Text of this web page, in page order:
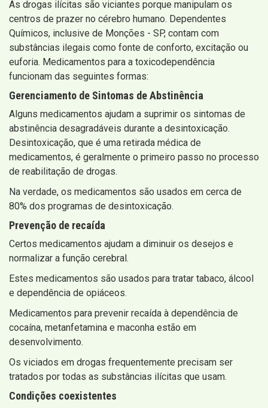
As drogas ilícitas são viciantes porque manipulam os
centros de prazer no cérebro humano. Dependentes
Químicos, inclusive de Monções - SP, contam com
substâncias ilegais como fonte de conforto, excitação ou
euforia. Medicamentos para a toxicodependência
funcionam das seguintes formas:
Gerenciamento de Sintomas de Abstinência
Alguns medicamentos ajudam a suprimir os sintomas de
abstinência desagradáveis ​​durante a desintoxicação.
Desintoxicação, que é uma retirada médica de
medicamentos, é geralmente o primeiro passo no processo
de reabilitação de drogas.
Na verdade, os medicamentos são usados ​​em cerca de
80% dos programas de desintoxicação.
Prevenção de recaída
Certos medicamentos ajudam a diminuir os desejos e
normalizar a função cerebral.
Estes medicamentos são usados ​​para tratar tabaco, álcool
e dependência de opiáceos.
Medicamentos para prevenir recaída à dependência de
cocaína, metanfetamina e maconha estão em
desenvolvimento.
Os viciados em drogas frequentemente precisam ser
tratados por todas as substâncias ilícitas que usam.
Condições coexistentes